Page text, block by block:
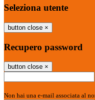
Seleziona utente
button close ×
Recupero password
button close ×
Non hai una e-mail associata al